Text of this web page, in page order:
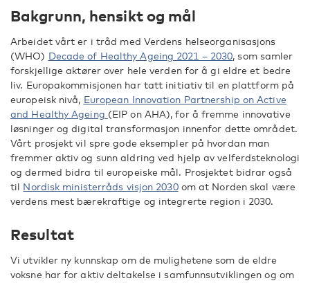
Bakgrunn, hensikt og mål
Arbeidet vårt er i tråd med Verdens helseorganisasjons
(WHO) Decade of Healthy Ageing 2021 – 2030, som samler
forskjellige aktører over hele verden for å gi eldre et bedre
liv. Europakommisjonen har tatt initiativ til en plattform på
europeisk nivå, European Innovation Partnership on Active
and Healthy Ageing (EIP on AHA), for å fremme innovative
løsninger og digital transformasjon innenfor dette området.
Vårt prosjekt vil spre gode eksempler på hvordan man
fremmer aktiv og sunn aldring ved hjelp av velferdsteknologi
og dermed bidra til europeiske mål. Prosjektet bidrar også
til Nordisk ministerråds visjon 2030om at Norden skal være
verdens mest bærekraftige og integrerte region i 2030.
Resultat
Vi utvikler ny kunnskap om de mulighetene som de eldre
voksne har for aktiv deltakelse i samfunnsutviklingen og om